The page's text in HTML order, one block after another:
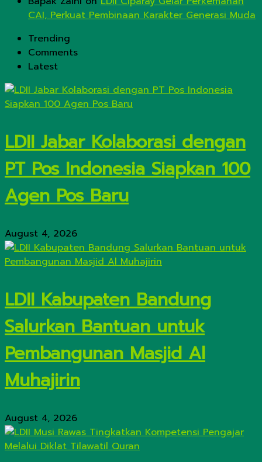
CAI, Perkuat Pembinaan Karakter Generasi Muda
Trending
Comments
Latest
LDII Jabar Kolaborasi dengan
PT Pos Indonesia Siapkan 100
Agen Pos Baru
August 4, 2026
LDII Kabupaten Bandung
Salurkan Bantuan untuk
Pembangunan Masjid Al
Muhajirin
August 4, 2026